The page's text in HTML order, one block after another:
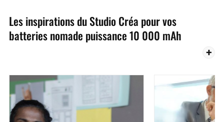
Les inspirations du Studio Créa pour vos
batteries nomade puissance 10 000 mAh